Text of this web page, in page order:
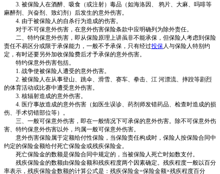
3. 被保险人在酒醉、吸食（或注射）毒品（如海洛因、 鸦片、大麻、吗啡等
麻醉剂、兴奋剂、致幻剂）后发生的意外伤害。
4. 由于被保险人的自杀行为造成的伤害。
对于不可保意外伤害，在意外伤害保险条款中应明确列为除外责任。
二、特约保意外伤害，即从保险原理上讲虽非不能承保，但保险人考虑到保险
责任不易区分或限于承保能力，一般不予承保，只有经过投保 人与保险人特别约
定，有时还要另外加收保险费后才予承保的意外伤害。
特约保意外伤害包括。
1. 战争使被保险人遭受的意外伤害。
2. 被保险人在从事登山、跳伞、滑雪、赛车、拳击、江 河漂流、摔跤等剧烈
的体育活动或比赛中遭受意外伤害。
3. 核辐射造成的意外伤害。
4. 医疗事故造成的意外伤害（如医生误诊、药剂师发错药品、检查时造成的损
伤、手术切错部位等）。
三、一般可保意外伤害，即在一般情况下可承保的意外伤害。除不可保意外伤
害、特约保意外伤害以外，均属一般可保意外伤害。
意外伤害保险属于定额给付性保险，当保险责任构成时，保险人按保险合同中
约定的保险金额给付死亡保险金或残疾保险金。
死亡保险金的数额是保险合同中规定的，当被保险人死亡时如数支付。
残疾保险金的数额由保险金额和残疾程度两个因素确定。残疾程度一般以百分
率表示，残疾保险金数额的计算公式是：残疾保险金=保险金额×残疾程度百分